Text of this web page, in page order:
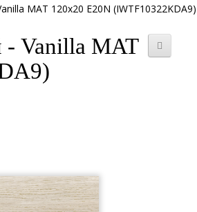
MAT 120x20 E20N (IWTF10322KDA9)
- Vanilla MAT